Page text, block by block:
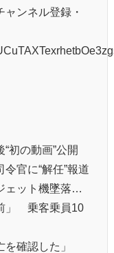
ンネル登録・
初の動画”公開
官に“解任”報道
ェット機墜落…
」 乗客乗員10
確認した」